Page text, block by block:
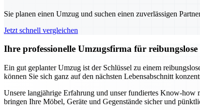
Sie planen einen Umzug und suchen einen zuverlässigen
Jetzt schnell vergleichen
Ihre professionelle Umzugsfirma für
Ein gut geplanter Umzug ist der Schlüssel zu einem
können Sie sich ganz auf den nächsten Lebensabschnitt
Unsere langjährige Erfahrung und unser fundiertes Know-
bringen Ihre Möbel, Geräte und Gegenstände sicher und